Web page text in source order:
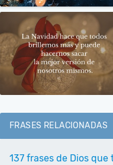
FRASES RELACIONADAS
137 frases de Dios